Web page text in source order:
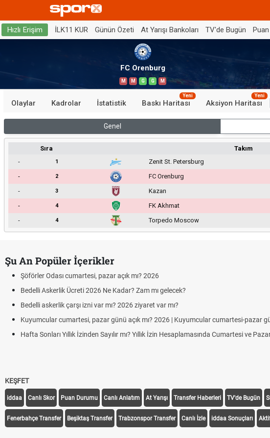
Hızlı Erişim İLK11 KUR Günün Özeti At Yarışı Bankoları TV'de Bugün
FC Orenburg
M M G G M
Olaylar Kadrolar İstatistik Baskı Haritası
Yeni
Aksiyon Haritası
Yeni
Genel
Sıra Takım
-
1 Zenit St. Petersburg
-
2 FC Orenburg
-
3 Kazan
-
4 FK Akhmat
-
4 Torpedo Moscow
Şu An Popüler İçerikler
Şöförler Odası cumartesi, pazar açık mı? 2026
Bedelli Askerlik Ücreti 2026 Ne Kadar? Zam mı gelecek?
Bedelli askerlik çarşı izni var mı? 2026 ziyaret var mı?
Kuyumcular cumartesi, pazar günü açık mı? 2026 | Kuyumcular cumartesi-pazar
Hafta Sonları Yıllık İzinden Sayılır mı? Yıllık İzin Hesaplamasında Cumartesi ve
KEŞFET
iddaa Canlı Skor Puan Durumu Canlı Anlatım At Yarışı Transfer Haberleri TV'de Bugün
Fenerbahçe Transfer Beşiktaş Transfer Trabzonspor Transfer Canlı İzle iddaa Sonuçları